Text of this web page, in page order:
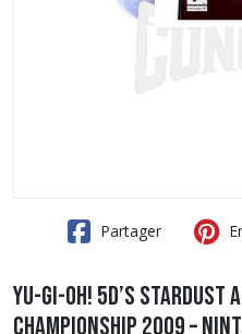
Partager
Yu-Gi-Oh! 5D’s
Championship 2009 –